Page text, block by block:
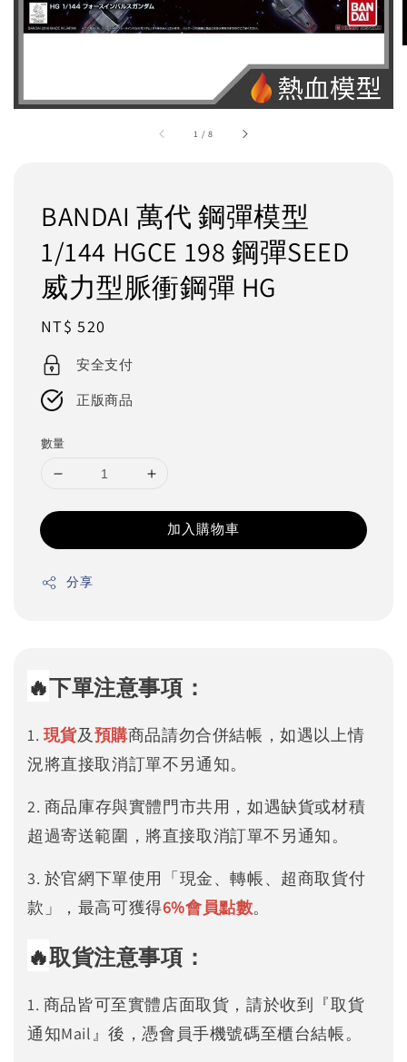
1 /8
BANDAI 萬代 鋼彈模型
1/144 HGCE 198 鋼彈SEED
威力型脈衝鋼彈 HG
Regular
price
NT$ 520
安全支付
正版商品
數量
加入購物車
分享
🔥下單注意事項：
1. 現貨及預購商品請勿合併結帳，如遇以上情
況將直接取消訂單不另通知。
2. 商品庫存與實體門市共用，如遇缺貨或材積
超過寄送範圍，將直接取消訂單不另通知。
3. 於官網下單使用「現金、轉帳、超商取貨付
款」，最高可獲得6%會員點數。
🔥取貨注意事項：
1. 商品皆可至實體店面取貨，請於收到『取貨
通知Mail』後，憑會員手機號碼至櫃台結帳。